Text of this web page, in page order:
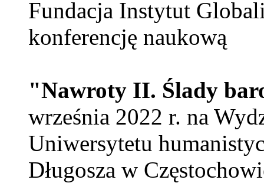
Fundacja Instytut
konferencję naukową
"Nawroty II. Ślady
września 2022 r. na
Uniwersytetu
Długosza w